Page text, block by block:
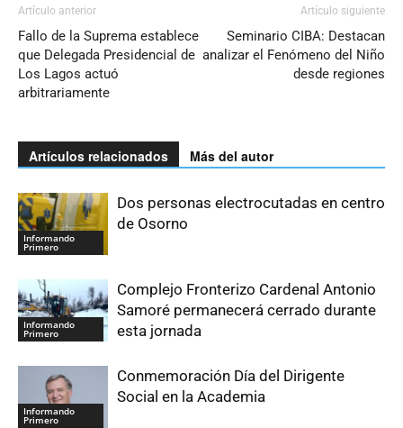
Artículo anterior
Fallo de la Suprema establece
que Delegada Presidencial de
Los Lagos actuó
arbitrariamente
Artículo siguiente
Seminario CIBA: Destacan
analizar el Fenómeno del Niño
desde regiones
Artículos relacionados Más del autor
Informando
Primero
Dos personas electrocutadas en centro
de Osorno
Informando
Primero
Complejo Fronterizo Cardenal Antonio
Samoré permanecerá cerrado durante
esta jornada
Informando
Primero
Conmemoración Día del Dirigente
Social en la Academia